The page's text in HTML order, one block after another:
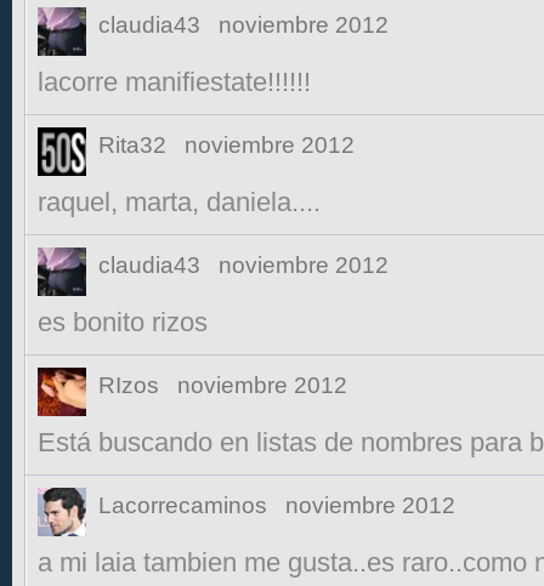
claudia43 noviembre 2012
lacorre manifiestate!!!!!!
Rita32 noviembre 2012
raquel, marta, daniela....
claudia43 noviembre 2012
es bonito rizos
RIzos noviembre 2012
Está buscando en listas de nombres para
Lacorrecaminos noviembre 2012
a mi laia tambien me gusta..es raro..como